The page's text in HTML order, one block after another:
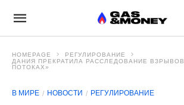
HOMEPAGE
РЕГУЛИРОВАНИЕ
ДАНИЯ ПРЕКРАТИЛА РАССЛЕДОВАНИЕ
ПОТОКАХ»
В МИРЕ НОВОСТИ РЕГУЛИРОВАНИЕ